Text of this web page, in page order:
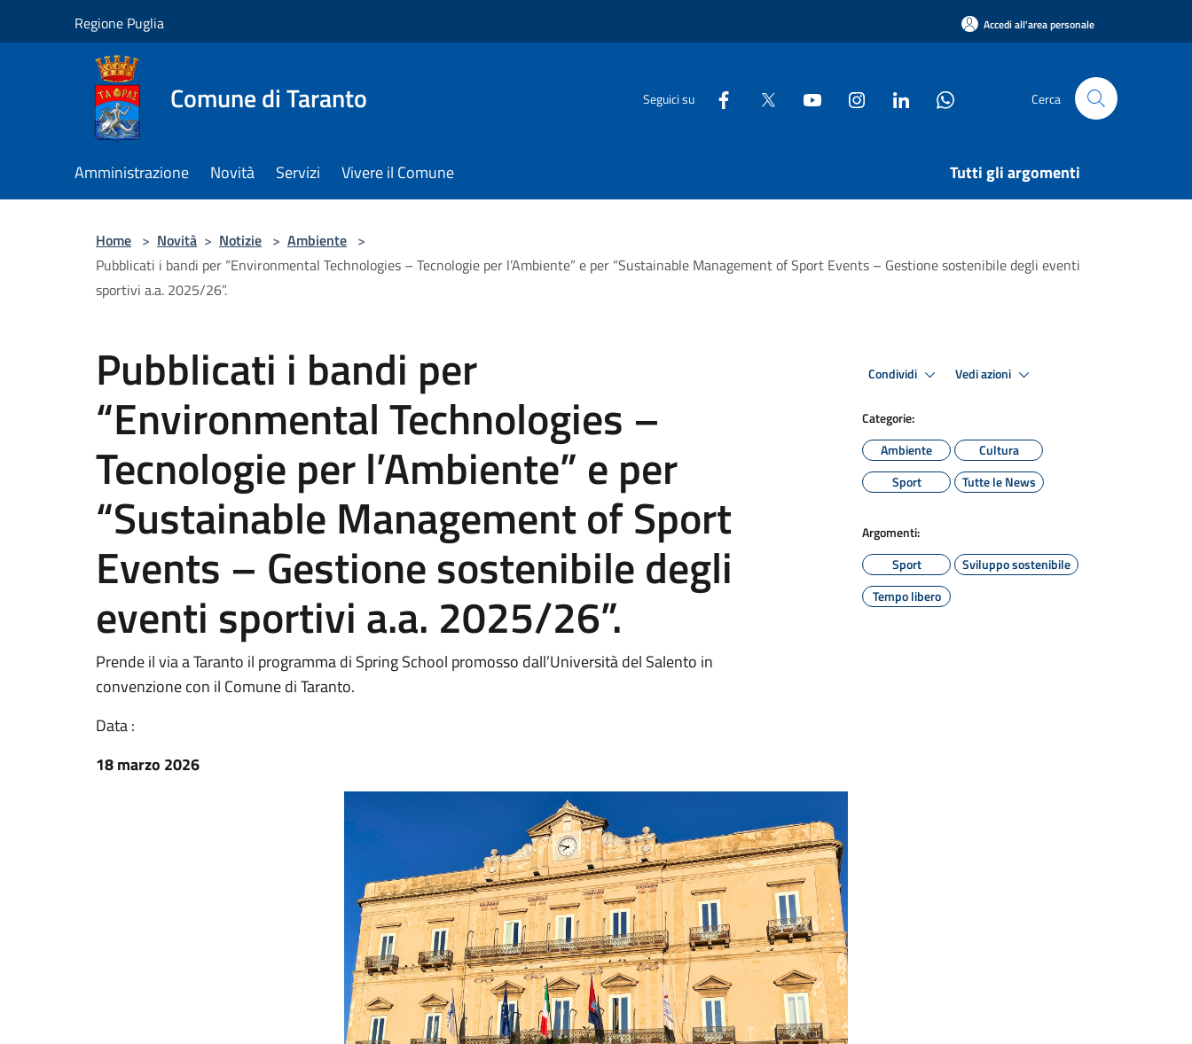
Regione Puglia Accedi all'area personale
Comune di Taranto Seguici su Cerca
Amministrazione Novità Servizi Vivere il Comune Tutti gli argomenti
Home > Novità > Notizie > Ambiente >
Pubblicati i bandi per “Environmental Technologies – Tecnologie per l’Ambiente” e per “Sustainable Management of Sport Events – Gestione sostenibile degli eventi
sportivi a.a. 2025/26”.
Pubblicati i bandi per
“Environmental Technologies –
Tecnologie per l’Ambiente” e per
“Sustainable Management of Sport
Events – Gestione sostenibile degli
eventi sportivi a.a. 2025/26”.
Prende il via a Taranto il programma di Spring School promosso dall’Università del Salento in
convenzione con il Comune di Taranto.
Data :
18 marzo 2026
Condividi Vedi azioni
Categorie:
Ambiente
Cultura
Sport
Tutte le News
Argomenti:
Sport
Sviluppo sostenibile
Tempo libero